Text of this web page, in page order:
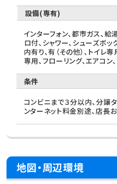
設備(専有)
インターフォン、都市ガス、給
ロ付、シャワー、シューズボ
内有り、有（その他）、トイレ
専用、フローリング、エアコン
条件
コンビニまで３分以内、分譲タ
ンターネット料金別途、店長
地図・周辺環境